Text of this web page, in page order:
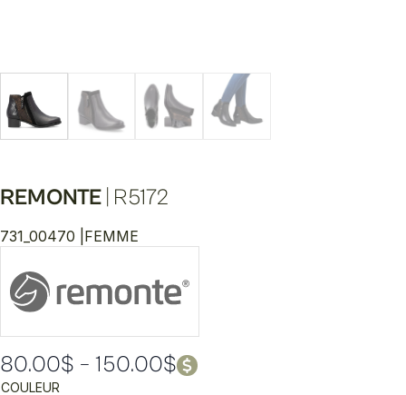
REMONTE R5172
731_00470 | FEMME
80.00$ – 150.00$
Plage
COULEUR